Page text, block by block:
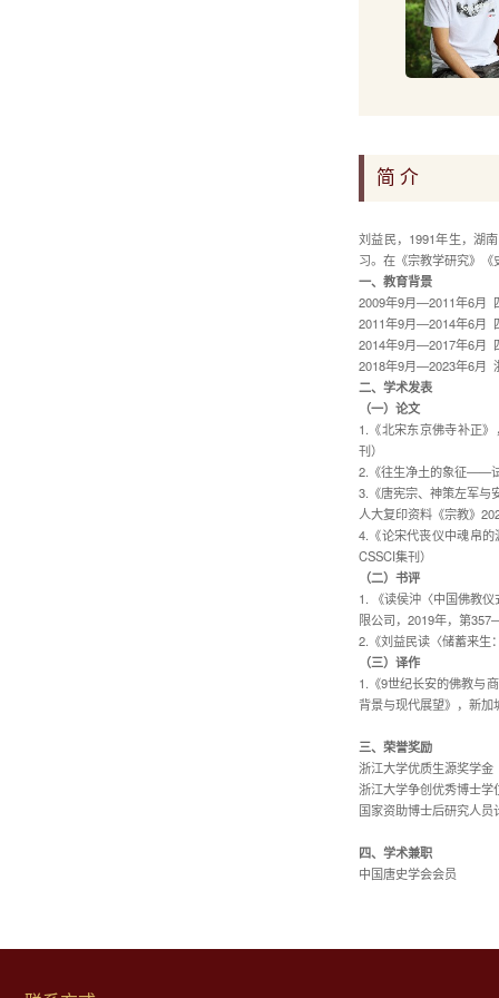
简 介
刘益民，1991年生，湖
习。在《宗教学研究》
一、教育背景
2009年9月—2011年6月
2011年9月—2014年6月
2014年9月—2017年6月
2018年9月—2023年6月
二、学术发表
（一）论文
1.《北宋东京佛寺补正
刊）
2.《往生净土的象征——
3.《唐宪宗、神策左军
人大复印资料《宗教》
4.《论宋代丧仪中魂帛
CSSCI集刊）
（二）书评
1. 《读侯沖〈中国佛教
限公司，2019年，第
2.《刘益民读〈储蓄来生
（三）译作
1.《9世纪长安的佛教与
背景与现代展望》，新
三、荣誉奖励
浙江大学优质生源奖学金
浙江大学争创优秀博士学
国家资助博士后研究人员
四、学术兼职
中国唐史学会会员